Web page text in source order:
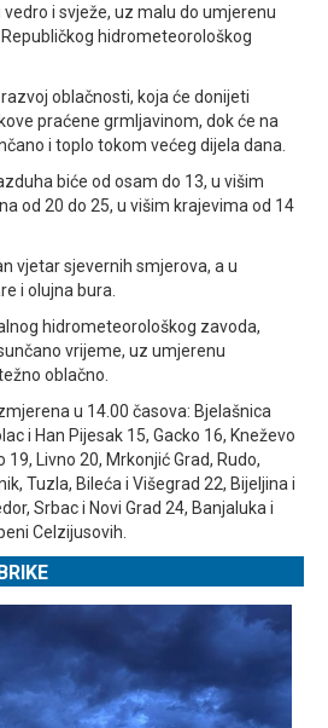
i svježe, uz malu do umjerenu
hidrometeorološkog
oblačnosti, koja će donijeti
praćene grmljavinom, dok će na
i toplo tokom većeg dijela dana.
biće od osam do 13, u višim
od 20 do 25, u višim krajevima od 14
vjetar sjevernih smjerova, a u
i olujna bura.
hidrometeorološkog zavoda,
vrijeme, uz umjerenu
oblačno.
u 14.00 časova: Bjelašnica
i Han Pijesak 15, Gacko 16, Kneževo
Livno 20, Mrkonjić Grad, Rudo,
Tuzla, Bileća i Višegrad 22, Bijeljina i
Srbac i Novi Grad 24, Banjaluka i
Celzijusovih.